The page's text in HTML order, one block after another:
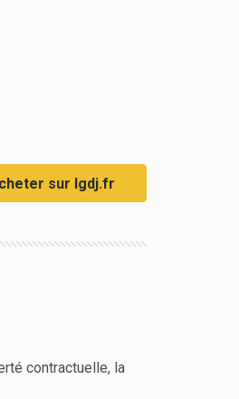
sur lgdj.fr
contractuelle, la